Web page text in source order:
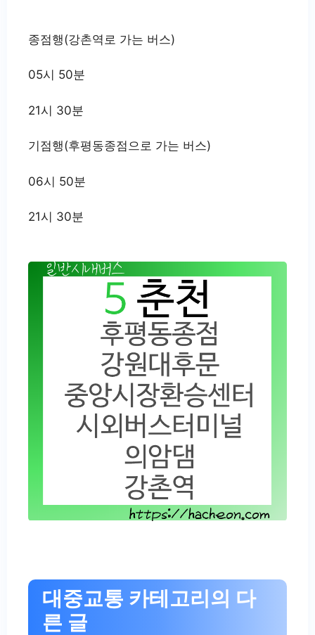
종점행(강촌역로 가는 버스)
05시 50분
21시 30분
기점행(후평동종점으로 가는 버스)
06시 50분
21시 30분
대중교통 카테고리의 다
른 글